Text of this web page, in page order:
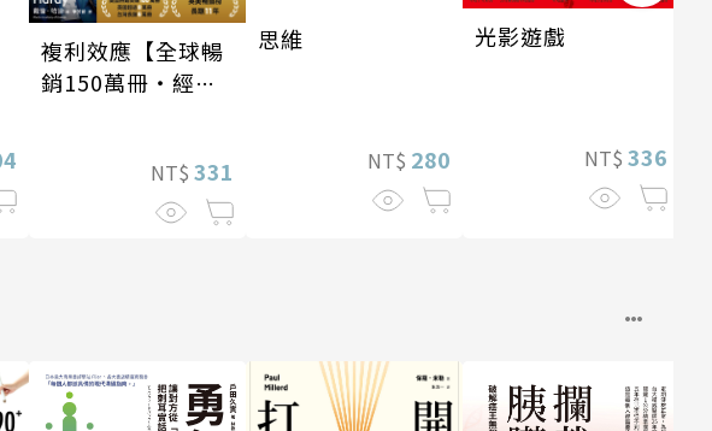
複利效應【全球暢
銷150萬冊・經典
NT$ 331
思維
NT$ 280
光影遊戲
NT$ 336